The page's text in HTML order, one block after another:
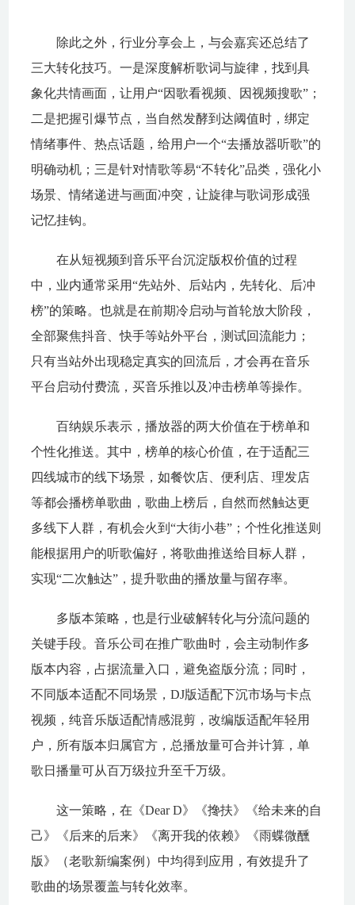
除此之外，行业分享会上，与会嘉宾还总结了
三大转化技巧。一是深度解析歌词与旋律，找到具
象化共情画面，让用户“因歌看视频、因视频搜歌”；
二是把握引爆节点，当自然发酵到达阈值时，绑定
情绪事件、热点话题，给用户一个“去播放器听歌”的
明确动机；三是针对情歌等易“不转化”品类，强化小
场景、情绪递进与画面冲突，让旋律与歌词形成强
记忆挂钩。
在从短视频到音乐平台沉淀版权价值的过程
中，业内通常采用“先站外、后站内，先转化、后冲
榜”的策略。也就是在前期冷启动与首轮放大阶段，
全部聚焦抖音、快手等站外平台，测试回流能力；
只有当站外出现稳定真实的回流后，才会再在音乐
平台启动付费流，买音乐推以及冲击榜单等操作。
百纳娱乐表示，播放器的两大价值在于榜单和
个性化推送。其中，榜单的核心价值，在于适配三
四线城市的线下场景，如餐饮店、便利店、理发店
等都会播榜单歌曲，歌曲上榜后，自然而然触达更
多线下人群，有机会火到“大街小巷”；个性化推送则
能根据用户的听歌偏好，将歌曲推送给目标人群，
实现“二次触达”，提升歌曲的播放量与留存率。
多版本策略，也是行业破解转化与分流问题的
关键手段。音乐公司在推广歌曲时，会主动制作多
版本内容，占据流量入口，避免盗版分流；同时，
不同版本适配不同场景，DJ版适配下沉市场与卡点
视频，纯音乐版适配情感混剪，改编版适配年轻用
户，所有版本归属官方，总播放量可合并计算，单
歌日播量可从百万级拉升至千万级。
这一策略，在《Dear D》《搀扶》《给未来的自
己》《后来的后来》《离开我的依赖》《雨蝶微醺
版》（老歌新编案例）中均得到应用，有效提升了
歌曲的场景覆盖与转化效率。